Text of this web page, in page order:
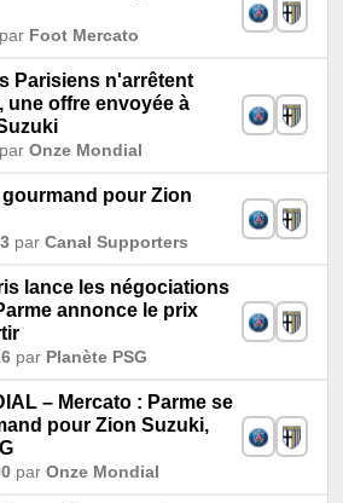
par Foot Mercato
Parisiens n'arrêtent
une offre envoyée à
par Onze Mondial
gourmand pour Zion
par Canal Supporters
lance les négociations
annonce le prix
par Planète PSG
– Mercato : Parme se
pour Zion Suzuki,
par Onze Mondial